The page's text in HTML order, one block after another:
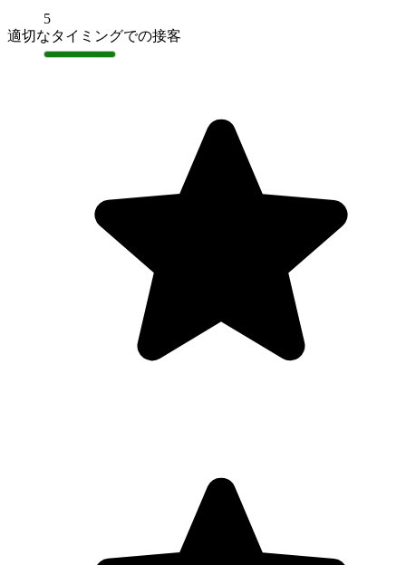
5
適切なタイミングでの接客